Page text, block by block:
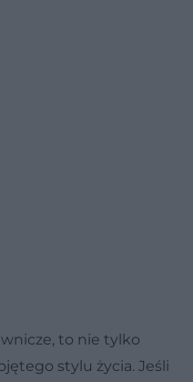
to nie tylko
stylu życia. Jeśli